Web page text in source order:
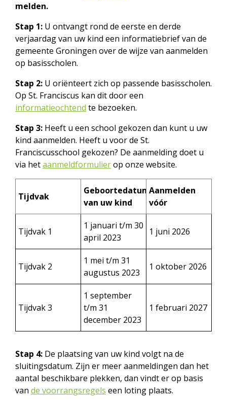
melden.
Stap 1: U ontvangt rond de eerste en derde
verjaardag van uw kind een informatiebrief van de
gemeente Groningen over de wijze van aanmelden
op basisscholen.
Stap 2: U oriënteert zich op passende basisscholen.
Op St. Franciscus kan dit door een
informatieochtend te bezoeken.
Stap 3: Heeft u een school gekozen dan kunt u uw
kind aanmelden. Heeft u voor de St.
Franciscusschool gekozen? De aanmelding doet u
via hetaanmeldformulierop onze website.
Tijdvak
Geboortedatum
van uw kind
Aanmelden
vóór
Tijdvak 1
1 januari t/m 30
april 2023
1 juni 2026
Tijdvak 2
1 mei t/m 31
augustus 2023
1 oktober 2026
Tijdvak 3
1 september
t/m 31
december 2023
1 februari 2027
Stap 4: De plaatsing van uw kind volgt na de
sluitingsdatum. Zijn er meer aanmeldingen dan het
aantal beschikbare plekken, dan vindt er op basis
van de voorrangsregels een loting plaats.